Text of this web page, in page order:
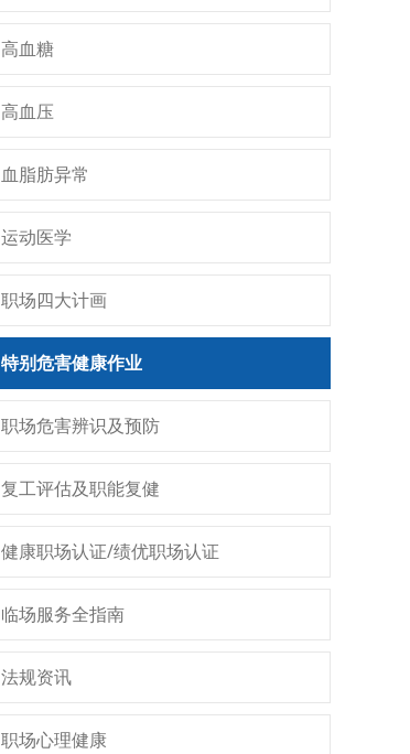
高血糖
高血压
血脂肪异常
运动医学
职场四大计画
特别危害健康作业
职场危害辨识及预防
复工评估及职能复健
健康职场认证/绩优职场认证
临场服务全指南
法规资讯
职场心理健康